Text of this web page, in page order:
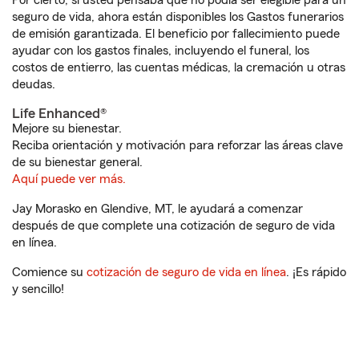
seguro de vida, ahora están disponibles los Gastos funerarios
de emisión garantizada. El beneficio por fallecimiento puede
ayudar con los gastos finales, incluyendo el funeral, los
costos de entierro, las cuentas médicas, la cremación u otras
deudas.
Life Enhanced®
Mejore su bienestar.
Reciba orientación y motivación para reforzar las áreas clave
de su bienestar general.
Aquí puede ver más.
Jay Morasko en Glendive, MT, le ayudará a comenzar
después de que complete una cotización de seguro de vida
en línea.
Comience su cotización de seguro de vida en línea. ¡Es rápido
y sencillo!